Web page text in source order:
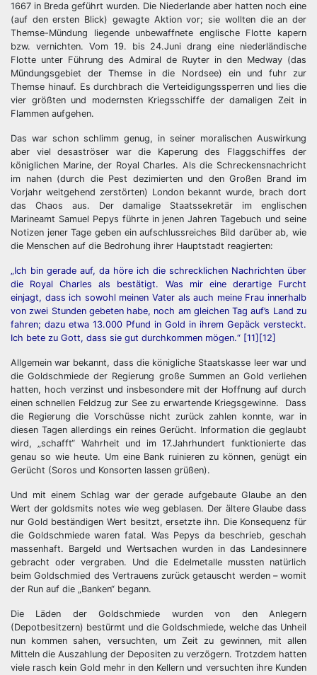
1667 in Breda geführt wurden. Die Niederlande aber hatten noch eine
(auf den ersten Blick) gewagte Aktion vor; sie wollten die an der
Themse-Mündung liegende unbewaffnete englische Flotte kapern
bzw. vernichten. Vom 19. bis 24.Juni drang eine niederländische
Flotte unter Führung des Admiral de Ruyter in den Medway (das
Mündungsgebiet der Themse in die Nordsee) ein und fuhr zur
Themse hinauf. Es durchbrach die Verteidigungssperren und lies die
vier größten und modernsten Kriegsschiffe der damaligen Zeit in
Flammen aufgehen.
Das war schon schlimm genug, in seiner moralischen Auswirkung
aber viel desaströser war die Kaperung des Flaggschiffes der
königlichen Marine, der Royal Charles. Als die Schreckensnachricht
im nahen (durch die Pest dezimierten und den Großen Brand im
Vorjahr weitgehend zerstörten) London bekannt wurde, brach dort
das Chaos aus. Der damalige Staatssekretär im englischen
Marineamt Samuel Pepys führte in jenen Jahren Tagebuch und seine
Notizen jener Tage geben ein aufschlussreiches Bild darüber ab, wie
die Menschen auf die Bedrohung ihrer Hauptstadt reagierten:
„Ich bin gerade auf, da höre ich die schrecklichen Nachrichten über
die Royal Charles als bestätigt. Was mir eine derartige Furcht
einjagt, dass ich sowohl meinen Vater als auch meine Frau innerhalb
von zwei Stunden gebeten habe, noch am gleichen Tag auf’s Land zu
fahren; dazu etwa 13.000 Pfund in Gold in ihrem Gepäck versteckt.
Ich bete zu Gott, dass sie gut durchkommen mögen.“ [11][12]
Allgemein war bekannt, dass die königliche Staatskasse leer war und
die Goldschmiede der Regierung große Summen an Gold verliehen
hatten, hoch verzinst und insbesondere mit der Hoffnung auf durch
einen schnellen Feldzug zur See zu erwartende Kriegsgewinne. Dass
die Regierung die Vorschüsse nicht zurück zahlen konnte, war in
diesen Tagen allerdings ein reines Gerücht. Information die geglaubt
wird, „schafft“ Wahrheit und im 17.Jahrhundert funktionierte das
genau so wie heute. Um eine Bank ruinieren zu können, genügt ein
Gerücht (Soros und Konsorten lassen grüßen).
Und mit einem Schlag war der gerade aufgebaute Glaube an den
Wert der goldsmits notes wie weg geblasen. Der ältere Glaube dass
nur Gold beständigen Wert besitzt, ersetzte ihn. Die Konsequenz für
die Goldschmiede waren fatal. Was Pepys da beschrieb, geschah
massenhaft. Bargeld und Wertsachen wurden in das Landesinnere
gebracht oder vergraben. Und die Edelmetalle mussten natürlich
beim Goldschmied des Vertrauens zurück getauscht werden – womit
der Run auf die „Banken“ begann.
Die Läden der Goldschmiede wurden von den Anlegern
(Depotbesitzern) bestürmt und die Goldschmiede, welche das Unheil
nun kommen sahen, versuchten, um Zeit zu gewinnen, mit allen
Mitteln die Auszahlung der Depositen zu verzögern. Trotzdem hatten
viele rasch kein Gold mehr in den Kellern und versuchten ihre Kunden